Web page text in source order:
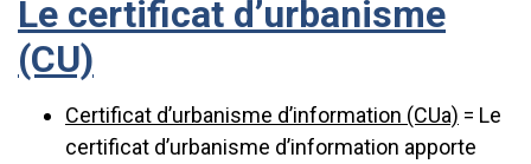
Le certificat d’urbanisme
(CU)
Certificat d’urbanisme d’information (CUa) = Le
certificat d’urbanisme d’information apporte